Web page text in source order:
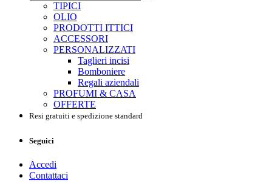
TIPICI
OLIO
PRODOTTI ITTICI
ACCESSORI
PERSONALIZZATI
Taglieri incisi
Bomboniere
Regali aziendali
PROFUMI & CASA
OFFERTE
Resi gratuiti e spedizione standard
Seguici
Accedi
Contattaci